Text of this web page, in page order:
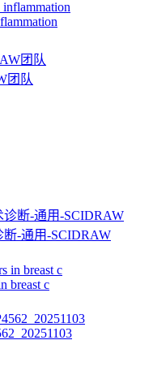
团队
-通用-SCIDRAW
breast c